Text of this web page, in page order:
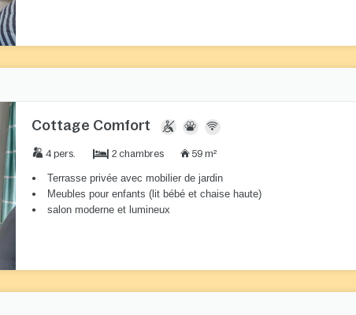
Cottage Comfort
4 pers. 2 chambres 59 m²
Terrasse privée avec mobilier de jardin
Meubles pour enfants (lit bébé et chaise haute)
salon moderne et lumineux